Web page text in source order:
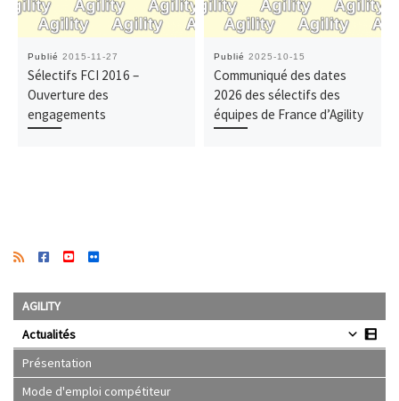
Publié 2015-11-27
Sélectifs FCI 2016 –
Ouverture des
engagements
Publié 2025-10-15
Communiqué des dates
2026 des sélectifs des
équipes de France d’Agility
AGILITY
Actualités
Présentation
Mode d'emploi compétiteur